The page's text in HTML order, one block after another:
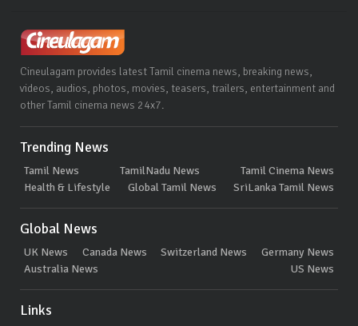
Cineulagam provides latest Tamil cinema news, breaking news,
videos, audios, photos, movies, teasers, trailers, entertainment and
other Tamil cinema news 24x7.
Trending News
Tamil News TamilNadu News
Tamil Cinema News
Health & Lifestyle
Global Tamil News SriLanka Tamil News
Global News
UK News Canada News Switzerland News
Germany News
Australia News
US News
Links